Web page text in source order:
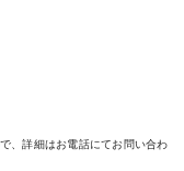
、詳細はお電話にてお問い合わ